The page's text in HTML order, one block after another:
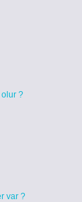
?
var ?